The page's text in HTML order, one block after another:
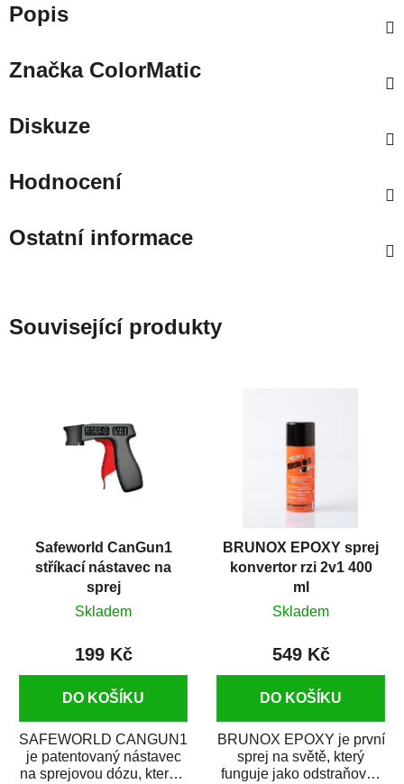
Popis
ZnačkaColorMatic
Diskuze
Hodnocení
Ostatní informace
Související produkty
Safeworld CanGun1
stříkací nástavec na
sprej
Skladem
199 Kč
DO KOŠÍKU
SAFEWORLD CANGUN1
je patentovaný nástavec
na sprejovou dózu, který ji
BRUNOX EPOXY sprej
konvertor rzi 2v1 400
ml
Skladem
549 Kč
DO KOŠÍKU
BRUNOX EPOXY je první
sprej na světě, který
funguje jako odstraňovač